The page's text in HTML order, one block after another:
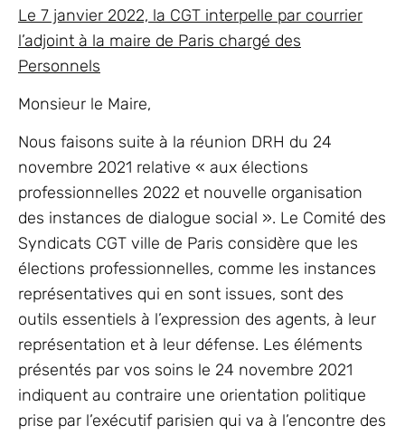
Le 7 janvier 2022, la CGT interpelle par courrier
l’adjoint à la maire de Paris chargé des
Personnels
Monsieur le Maire,
Nous faisons suite à la réunion DRH du 24
novembre 2021 relative « aux élections
professionnelles 2022 et nouvelle organisation
des instances de dialogue social ». Le Comité des
Syndicats CGT ville de Paris considère que les
élections professionnelles, comme les instances
représentatives qui en sont issues, sont des
outils essentiels à l’expression des agents, à leur
représentation et à leur défense. Les éléments
présentés par vos soins le 24 novembre 2021
indiquent au contraire une orientation politique
prise par l’exécutif parisien qui va à l’encontre des